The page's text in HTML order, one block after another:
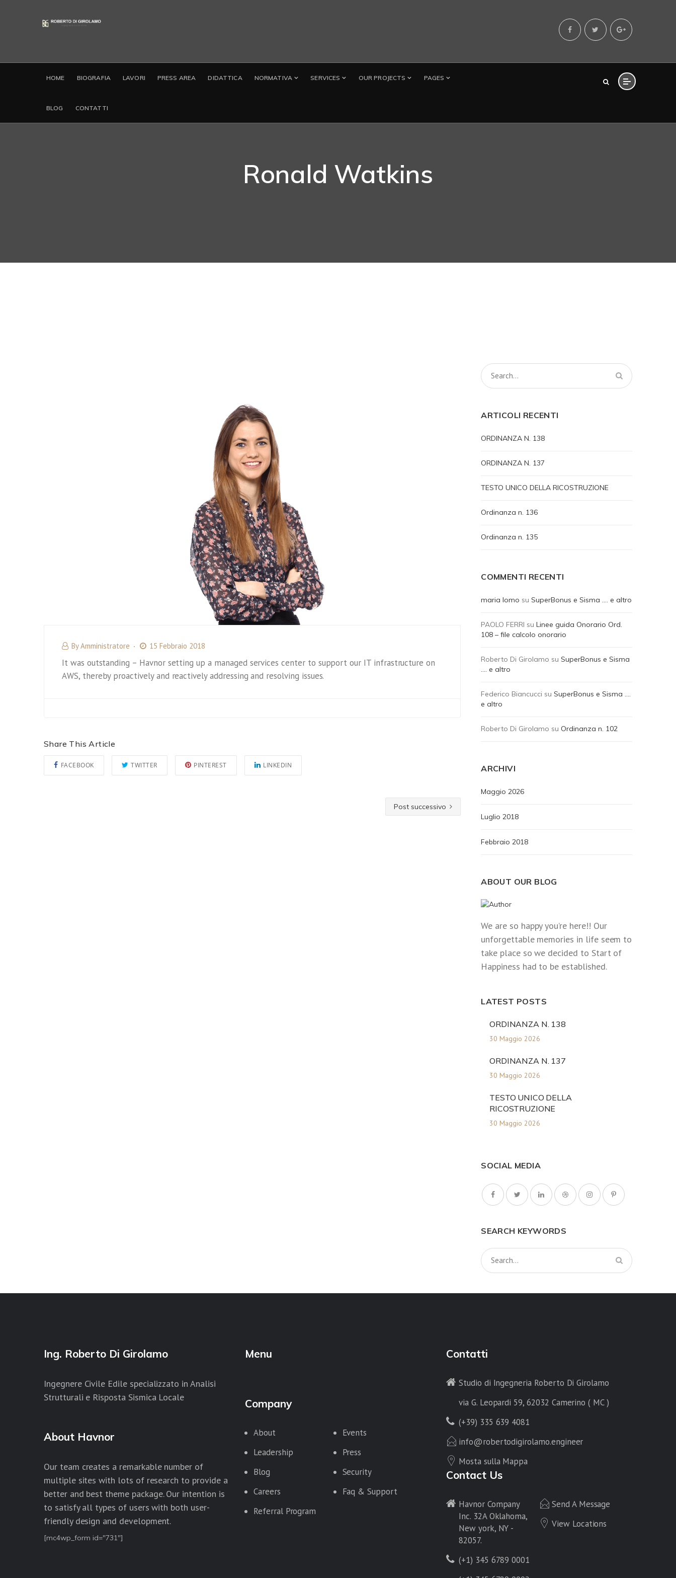
HOME BIOGRAFIA LAVORI PRESS AREA DIDATTICA NORMATIVA SERVICES OUR PROJECTS PAGES
BLOG CONTATTI
Ronald Watkins
ByAmministratore 15 Febbraio 2018
It was outstanding – Havnor setting up a managed services center to support our IT infrastructure on
AWS, thereby proactively and reactively addressing and resolving issues.
Share This Article
FACEBOOK TWITTER PINTEREST LINKEDIN
Post successivo
ARTICOLI RECENTI
ORDINANZA N. 138
ORDINANZA N. 137
TESTO UNICO DELLA RICOSTRUZIONE
Ordinanza n. 136
Ordinanza n. 135
COMMENTI RECENTI
maria lomo suSuperBonus e Sisma …. e altro
PAOLO FERRI suLinee guida Onorario Ord.
108 – file calcolo onorario
Roberto Di Girolamo suSuperBonus e Sisma
…. e altro
Federico Biancucci suSuperBonus e Sisma ….
e altro
Roberto Di Girolamo su Ordinanza n. 102
ARCHIVI
Maggio 2026
Luglio 2018
Febbraio 2018
ABOUT OUR BLOG
We are so happy you’re here!! Our
unforgettable memories in life seem to
take place so we decided to Start of
Happiness had to be established.
LATEST POSTS
ORDINANZA N. 138
30 Maggio 2026
ORDINANZA N. 137
30 Maggio 2026
TESTO UNICO DELLA
RICOSTRUZIONE
30 Maggio 2026
SOCIAL MEDIA
SEARCH KEYWORDS
Ing. Roberto Di Girolamo
Ingegnere Civile Edile specializzato in Analisi
Strutturali e Risposta Sismica Locale
About Havnor
Our team creates a remarkable number of
multiple sites with lots of research to provide a
better and best theme package. Our intention is
to satisfy all types of users with both user-
friendly design and development.
[mc4wp_form id="731"]
Menu
Company
About
Events
Leadership
Press
Blog
Security
Careers
Faq & Support
Referral Program
Contatti
Studio di Ingegneria Roberto Di Girolamo
via G. Leopardi 59, 62032 Camerino ( MC )
(+39) 335 639 4081
info@robertodigirolamo.engineer
Mosta sulla Mappa
Contact Us
Havnor Company
Inc. 32A Oklahoma,
New york, NY -
82057.
(+1) 345 6789 0001
Send A Message
View Locations